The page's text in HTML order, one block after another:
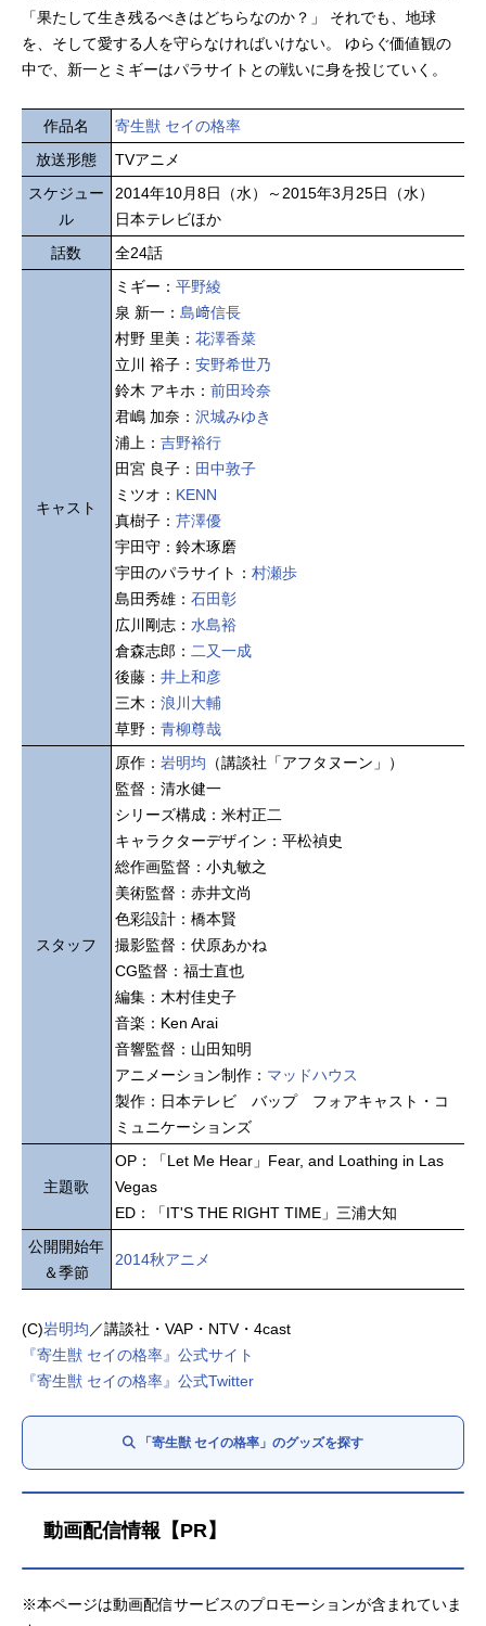
「果たして生き残るべきはどちらなのか？」 それでも、地球
を、そして愛する人を守らなければいけない。 ゆらぐ価値観の
中で、新一とミギーはパラサイトとの戦いに身を投じていく。
作品名
寄生獣 セイの格率
放送形態
TVアニメ
スケジュー
ル
2014年10月8日（水）～2015年3月25日（水）
日本テレビほか
話数
全24話
キャスト
ミギー： 平野綾
泉 新一： 島﨑信長
村野 里美： 花澤香菜
立川 裕子： 安野希世乃
鈴木 アキホ： 前田玲奈
君嶋 加奈： 沢城みゆき
浦上： 吉野裕行
田宮 良子： 田中敦子
ミツオ： KENN
真樹子： 芹澤優
宇田守：鈴木琢磨
宇田のパラサイト： 村瀬歩
島田秀雄： 石田彰
広川剛志： 水島裕
倉森志郎： 二又一成
後藤： 井上和彦
三木： 浪川大輔
草野： 青柳尊哉
スタッフ
原作： 岩明均 （講談社「アフタヌーン」）
監督：清水健一
シリーズ構成：米村正二
キャラクターデザイン：平松禎史
総作画監督：小丸敏之
美術監督：赤井文尚
色彩設計：橋本賢
撮影監督：伏原あかね
CG監督：福士直也
編集：木村佳史子
音楽：Ken Arai
音響監督：山田知明
アニメーション制作： マッドハウス
製作：日本テレビ バップ フォアキャスト・コ
ミュニケーションズ
主題歌
OP：「Let Me Hear」Fear, and Loathing in Las
Vegas
ED：「IT'S THE RIGHT TIME」三浦大知
公開開始年
＆季節
2014秋アニメ
(C)岩明均 ／講談社・VAP・NTV・4cast
『寄生獣 セイの格率』公式サイト
『寄生獣 セイの格率』公式Twitter
「寄生獣 セイの格率」のグッズを探す
動画配信情報【PR】
※本ページは動画配信サービスのプロモーションが含まれていま